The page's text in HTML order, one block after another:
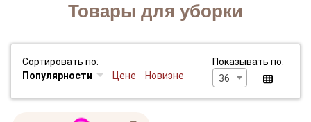
Товары для уборки
Сортировать по:
Популярности
Цене Новизне
Показывать по:
36